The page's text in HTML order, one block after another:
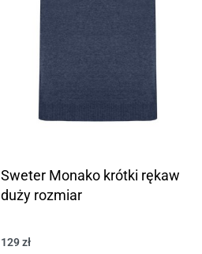
Sweter Monako krótki rękaw
duży rozmiar
129zł